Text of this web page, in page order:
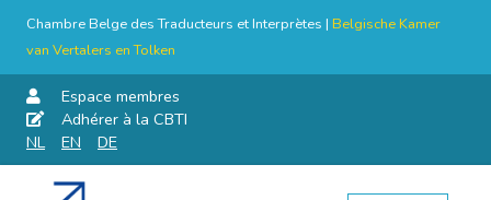
Chambre Belge des Traducteurs et Interprètes | Belgische Kamer
van Vertalers en Tolken
Espace membres
Adhérer à la CBTI
NL
EN DE